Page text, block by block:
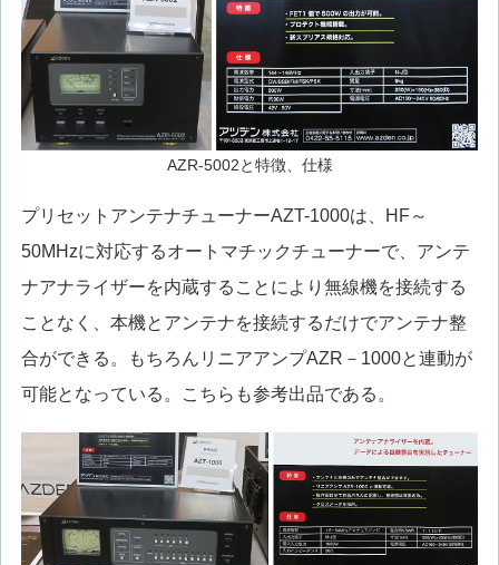
AZR-5002と特徴、仕様
プリセットアンテナチューナーAZT-1000は、HF～
50MHzに対応するオートマチックチューナーで、アンテ
ナアナライザーを内蔵することにより無線機を接続する
ことなく、本機とアンテナを接続するだけでアンテナ整
合ができる。もちろんリニアアンプAZR－1000と連動が
可能となっている。こちらも参考出品である。